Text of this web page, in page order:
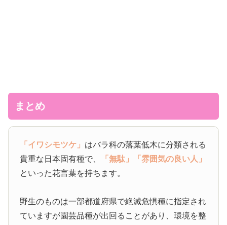
まとめ
「イワシモツケ」 はバラ科の落葉低木に分類される
貴重な日本固有種で、
「無駄」
「雰囲気の良い人」
といった花言葉を持ちます。
野生のものは一部都道府県で絶滅危惧種に指定され
ていますが園芸品種が出回ることがあり、環境を整